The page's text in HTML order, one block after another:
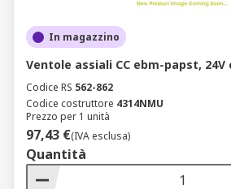
In magazzino
Ventole assiali CC ebm-papst, 24V
Codice RS 562-862
Codice costruttore 4314NMU
Prezzo per 1 unità
97,43 €(IVA esclusa)
Quantità